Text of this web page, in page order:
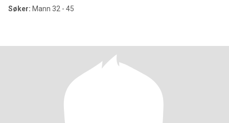
Søker: Mann 32 - 45